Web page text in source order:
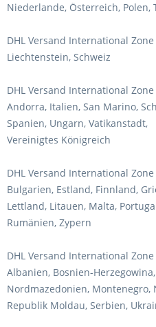
Niederlande, Österreich, Polen,
DHL Versand International Zone
Liechtenstein, Schweiz
DHL Versand International Zone
Andorra, Italien, San Marino,
Spanien, Ungarn, Vatikanstadt,
Vereinigtes Königreich
DHL Versand International Zone
Bulgarien, Estland, Finnland,
Lettland, Litauen, Malta,
Rumänien, Zypern
DHL Versand International Zone
Albanien, Bosnien-
Nordmazedonien, Montenegro,
Republik Moldau, Serbien,